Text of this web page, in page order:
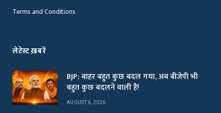
Terms and Conditions
लेटेस्ट ख़बरें
BJP: बाहर बहुत कुछ बदल गया, अब बीजेपी भी
बहुत कुछ बदलने वाली है!
AUGUST 6, 2026